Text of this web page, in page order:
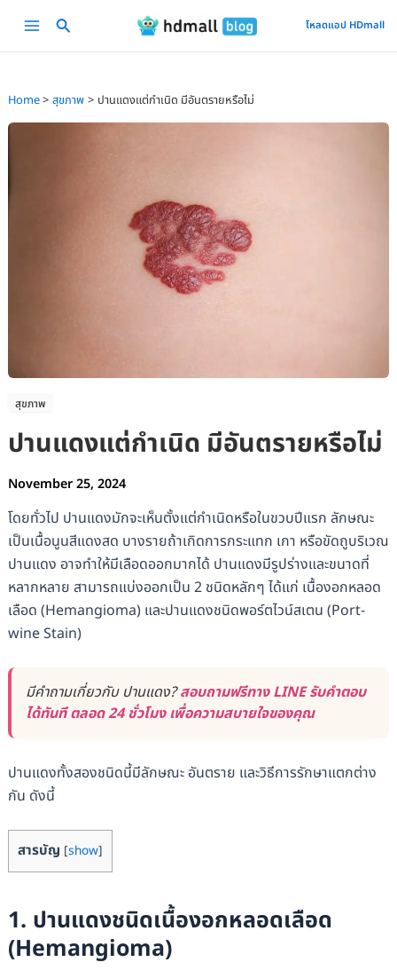
Main
โหลดแอป HDmall
Home สุขภาพ ปานแดงแต่กำเนิด มีอันตรายหรือไม่
สุขภาพ
ปานแดงแต่กำเนิด มีอันตรายหรือไม่
November 25, 2024
โดยทั่วไป ปานแดงมักจะเห็นตั้งแต่กำเนิดหรือในขวบปีแรก ลักษณะ
เป็นเนื้อนูนสีแดงสด บางรายถ้าเกิดการกระแทก เกา หรือขัดถูบริเวณ
ปานแดง อาจทำให้มีเลือดออกมากได้ ปานแดงมีรูปร่างและขนาดที่
หลากหลาย สามารถแบ่งออกเป็น 2 ชนิดหลักๆ ได้แก่ เนื้องอกหลอด
เลือด (Hemangioma) และปานแดงชนิดพอร์ตไวน์สเตน (Port-
wine Stain)
มีคำถามเกี่ยวกับ ปานแดง?สอบถามฟรีทาง LINE รับคำตอบ
ได้ทันที ตลอด 24 ชั่วโมง เพื่อความสบายใจของคุณ
ปานแดงทั้งสองชนิดนี้มีลักษณะ อันตราย และวิธีการรักษาแตกต่าง
กัน ดังนี้
สารบัญ [show]
1. ปานแดงชนิดเนื้องอกหลอดเลือด
(Hemangioma)